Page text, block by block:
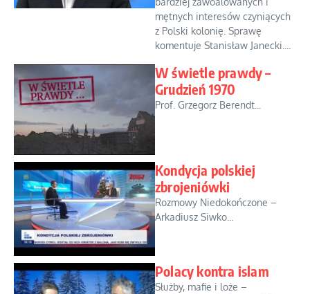
mętnych interesów czyniących
z Polski kolonię. Sprawę
komentuje Stanisław Janecki....
W świetle prawdy –
Grudzień 1970
Prof. Grzegorz Berendt...
Kondycja polskiej
zbrojeniówki
Rozmowy Niedokończone –
Arkadiusz Siwko...
Polacy kontra islam
Służby, mafie i loże –